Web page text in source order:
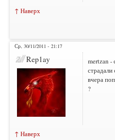
↑ Наверх
Ср, 30/11/2011 - 21:17
Rep1ay
mertzan -
вчера
?
↑ Наверх